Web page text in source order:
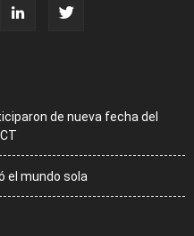
de nueva fecha del
el mundo sola